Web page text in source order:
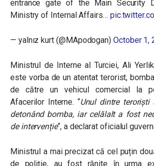
entrance gate of the Main Security
Ministry of Internal Affairs…
— yalnız kurt (@MApodogan)October 1,
Ministrul de Interne al Turciei, Ali
este vorba de un atentat terorist,
de către un vehicul comercial la
Afacerilor Interne. “Unul dintre teroriști
detonând bomba, iar celălalt a fost
de intervenție“, a declarat oficialul
Ministrul a mai precizat că cel puțin
de poliție, au fost rănite în urma